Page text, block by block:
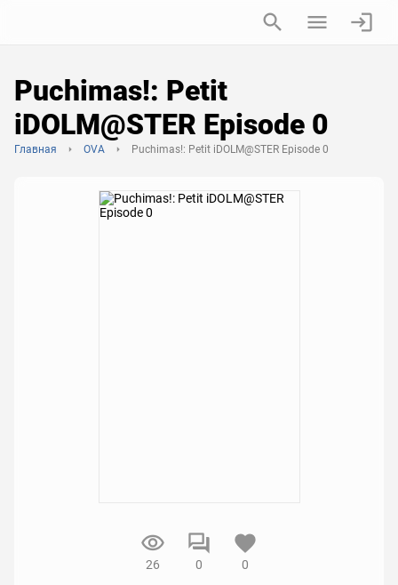
Puchimas!: Petit
iDOLM@STER Episode 0
Главная OVA Puchimas!: Petit iDOLM@STER Episode 0
26 0 0